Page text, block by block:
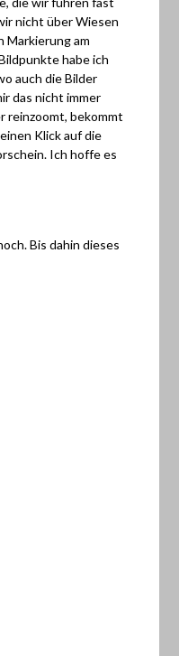
nicht über Wiesen
Markierung am
habe ich
auch die Bilder
das nicht immer
reinzoomt, bekommt
Klick auf die
Ich hoffe es
Bis dahin dieses